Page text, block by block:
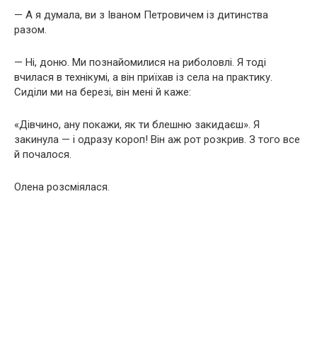
— А я думала, ви з Іваном Петровичем із дитинства
разом.
— Ні, доню. Ми познайомилися на риболовлі. Я тоді
вчилася в технікумі, а він приїхав із села на практику.
Сиділи ми на березі, він мені й каже:
«Дівчино, ану покажи, як ти блешню закидаєш». Я
закинула — і одразу короп! Він аж рот розкрив. З того все
й почалося.
Олена розсміялася.